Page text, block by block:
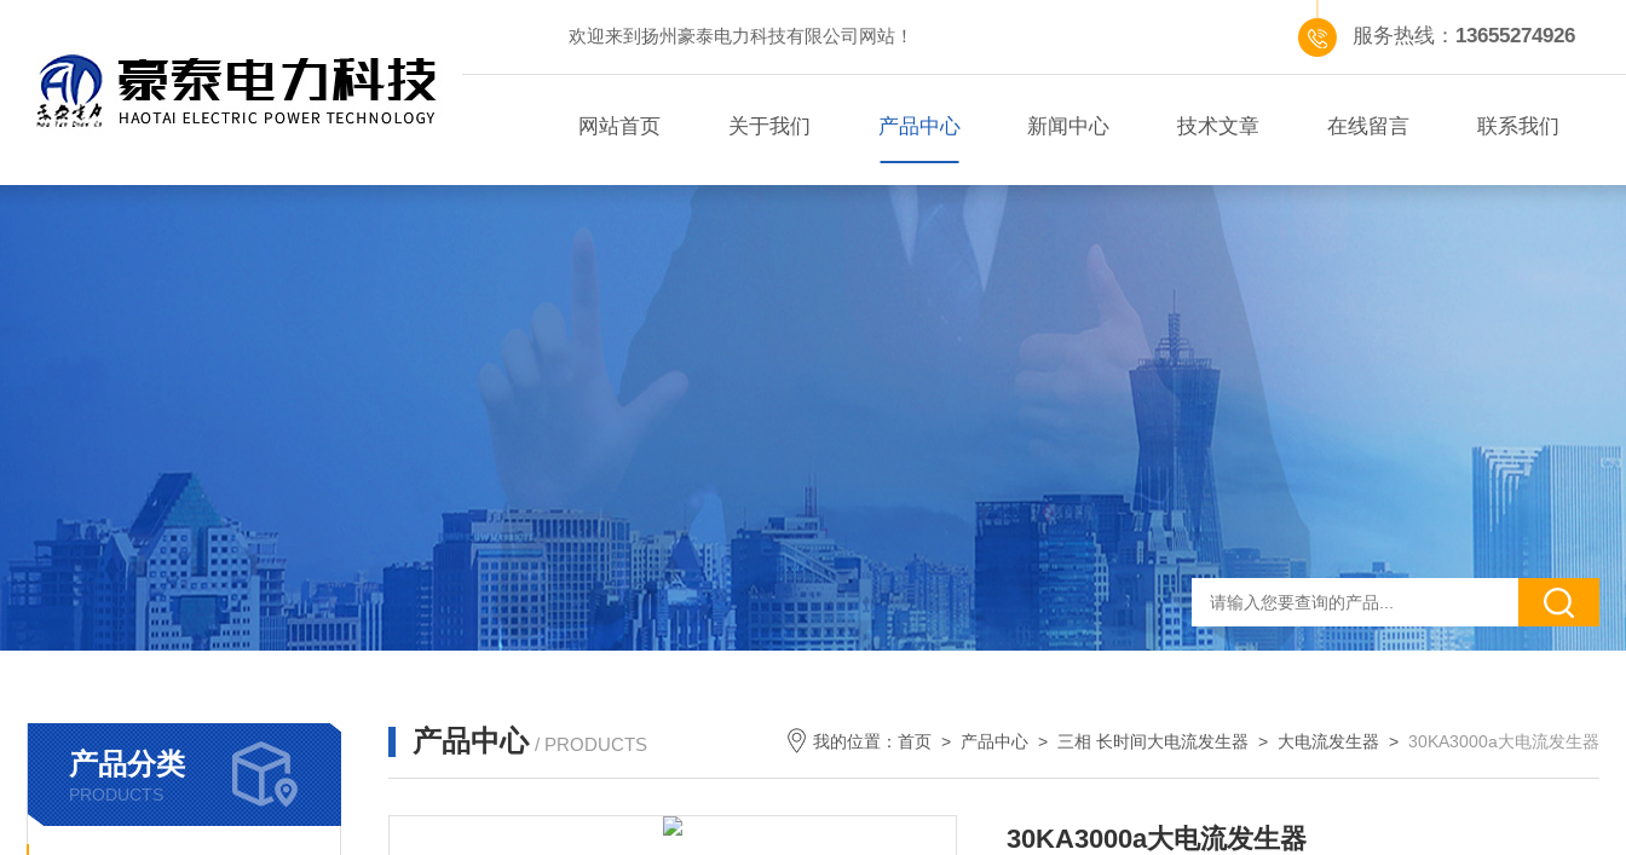
欢迎来到扬州豪泰电力科技有限公司网站！ 服务热线： 13655274926
网站首页 关于我们 产品中心 新闻中心 技术文章 在线留言 联系我们
产品分类
PRODUCTS
产品中心 / PRODUCTS 我的位置： 首页 > 产品中心 > 三相 长时间大电流发生器 > 大电流发生器 > 30KA3000a大电流发生器
30KA3000a大电流发生器